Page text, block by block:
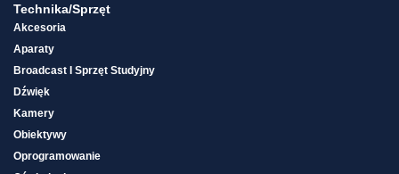
Technika/sprzęt
Akcesoria
Aparaty
Broadcast I Sprzęt Studyjny
Dźwięk
Kamery
Obiektywy
Oprogramowanie